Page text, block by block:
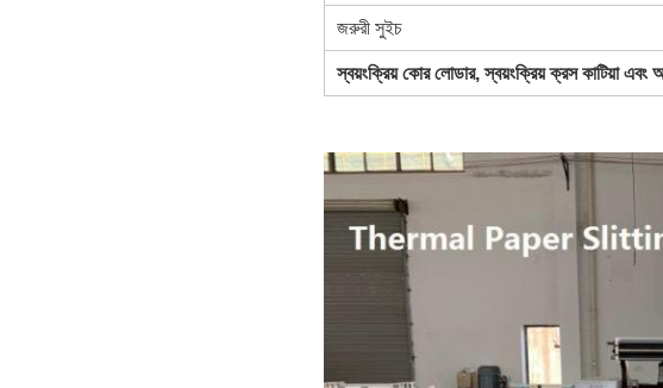
জরুরী সুইচ
স্বয়ংক্রিয় কোর লোডার, স্বয়ংক্রিয় ক্রস কাটিয়া এবং